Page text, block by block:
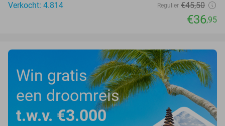
Verkocht: 4.814
Regulier €45,50
€36,95
Win gratis
een droomreis
t.w.v. €3.000